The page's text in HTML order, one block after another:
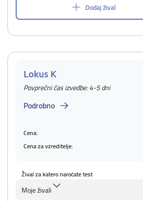
Dodaj žival
Lokus K
Povprečni čas izvedbe: 4-5 dni
Podrobno
Cena:
Cena za vzreditelje:
Žival za katero naročate test
Moje živali